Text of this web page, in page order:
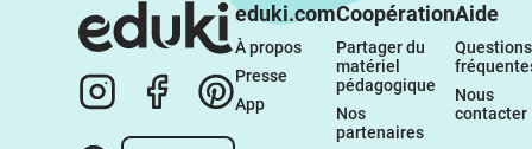
eduki.com
À propos
Presse
App
Coopération
Partager du
matériel
pédagogique
Nos
partenaires
Aide
Questions
Nous
contacter